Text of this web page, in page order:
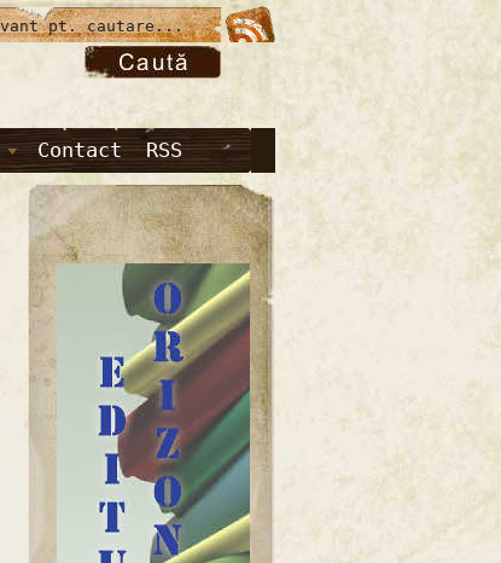
Contact RSS